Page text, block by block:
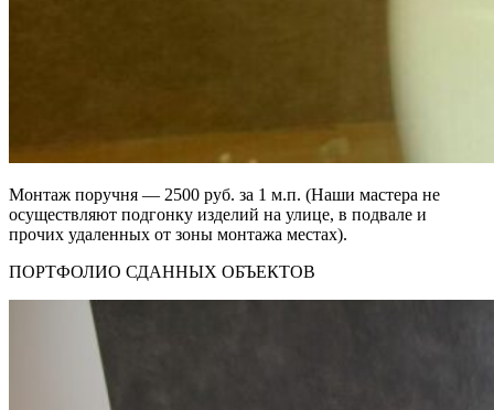
Монтаж поручня — 2500 руб. за 1 м.п. (Наши мастера не
осуществляют подгонку изделий на улице, в подвале и
прочих удаленных от зоны монтажа местах).
ПОРТФОЛИО СДАННЫХ ОБЪЕКТОВ